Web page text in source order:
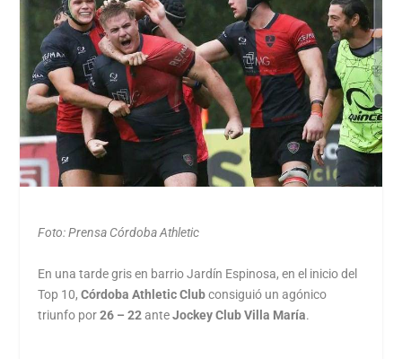
Foto: Prensa Córdoba Athletic
En una tarde gris en barrio Jardín Espinosa, en el inicio del
Top 10,Córdoba Athletic Clubconsiguió un agónico
triunfo por26 – 22anteJockey Club Villa María.